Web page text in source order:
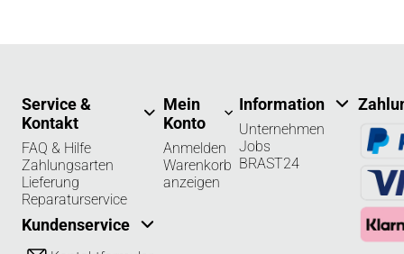
Service &
Kontakt
FAQ & Hilfe
Zahlungsarten
Lieferung
Reparaturservice
Kundenservice
Mein
Konto
Anmelden
Warenkorb
anzeigen
Information
Unternehmen
Jobs
BRAST24